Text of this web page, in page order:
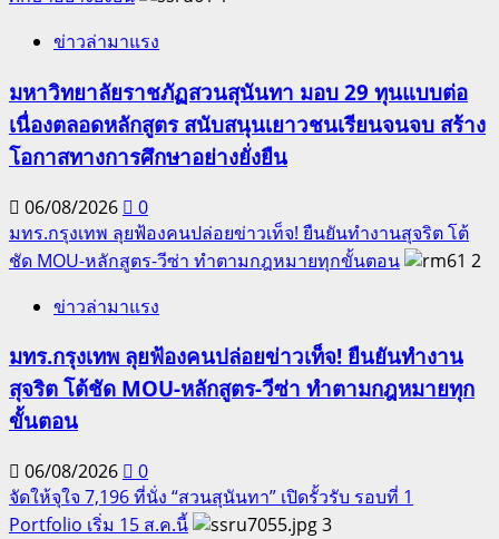
เข้ายา
ต่าง
ประเทศ
ข่าวล่ามาแรง
มหาวิทยาลัยราชภัฏสวนสุนันทา มอบ 29 ทุนแบบต่อ
เนื่องตลอดหลักสูตร สนับสนุนเยาวชนเรียนจนจบ สร้าง
โอกาสทางการศึกษาอย่างยั่งยืน
06/08/2026
0
มทร.กรุงเทพ ลุยฟ้องคนปล่อยข่าวเท็จ! ยืนยันทำงานสุจริต โต้
ชัด MOU-หลักสูตร-วีซ่า ทำตามกฎหมายทุกขั้นตอน
2
ข่าวล่ามาแรง
มทร.กรุงเทพ ลุยฟ้องคนปล่อยข่าวเท็จ! ยืนยันทำงาน
สุจริต โต้ชัด MOU-หลักสูตร-วีซ่า ทำตามกฎหมายทุก
ขั้นตอน
06/08/2026
0
จัดให้จุใจ 7,196 ที่นั่ง “สวนสุนันทา” เปิดรั้วรับ รอบที่ 1
Portfolio เริ่ม 15 ส.ค.นี้
3